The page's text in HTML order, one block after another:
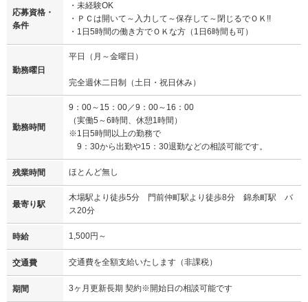
応募資格・
条件
・未経験OK
・ＰＣは開いて～入力して～保存して～閉じるでＯＫ!!
・1日5時間の働き方でＯＫな方（1日6時間も可）
勤務曜日
平日（月～金曜日）
完全週休二日制（土日・祝日休み）
勤務時間
9：00～15：00／9：00～16：00
（実働5～6時間、休憩1時間）
※1日5時間以上の勤務で
9：30から出勤や15：30退勤などの相談可能です。
残業時間 ほとんど無し
最寄り駅
木場駅より徒歩5分 門前仲町駅より徒歩8分 錦糸町駅 バ
ス20分
時給 1,500円～
交通費 交通費を全額支給いたします（非課税）
期間 3ヶ月更新長期 契約※開始日の相談可能です